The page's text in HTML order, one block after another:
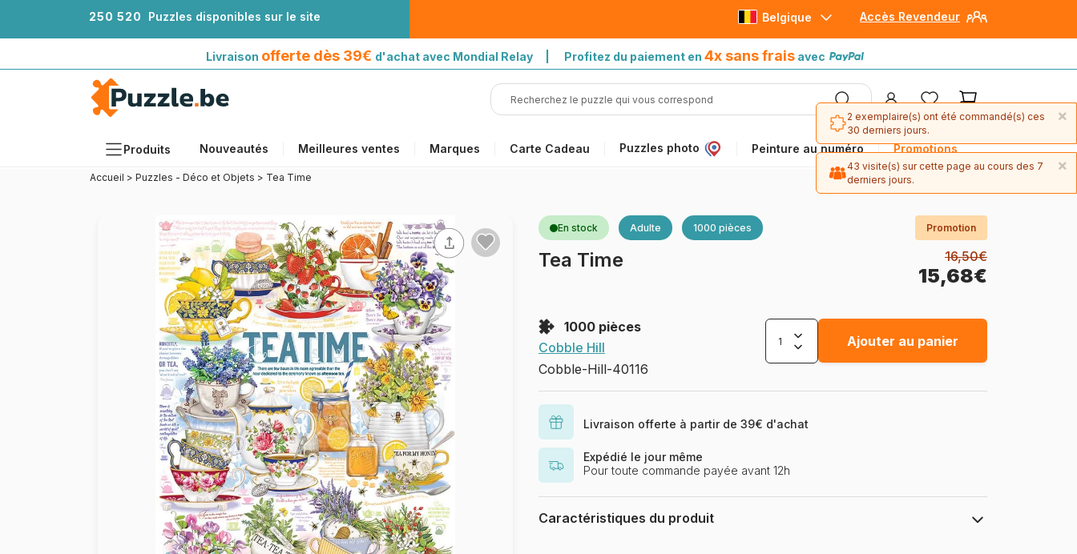
250 520 Puzzles disponibles sur le site Accès Revendeur
Belgique
Livraison offerte dès 39€ d'achat avec Mondial Relay | Profitez du paiement en 4x sans frais avec
Produits Nouveautés Meilleures ventes Marques Carte Cadeau Puzzles photo Peinture au numéro Promotions
Accessoires
Puzzles en bois
Peinture au numéro
Accueil > Puzzles - Déco et Objets > Tea Time
En stock Adulte 1000 pièces Promotion
Tea Time 16,50€
15,68€
1000 pièces
Cobble Hill
Cobble-Hill-40116
Ajouter au panier
Livraison offerte à partir de 39€ d'achat
Expédié le jour même
Pour toute commande payée avant 12h
Caractéristiques du produit
×
2 exemplaire(s) ont été commandé(s) ces
30 derniers jours.
×
43 visite(s) sur cette page au cours des 7
derniers jours.